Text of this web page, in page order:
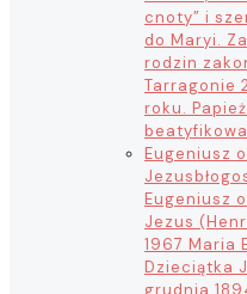
cnoty” i
do Maryi.
rodzin
Tarragonie
roku.
Eugeniusz
Jezus
Eugeniusz
Jezus
1967 Maria
Dzieciątka
grudnia